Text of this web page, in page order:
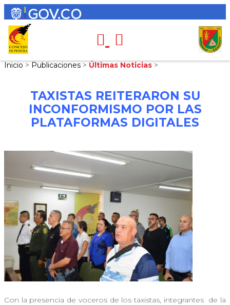
Inicio > Publicaciones > Últimas Noticias >
TAXISTAS REITERARON SU
INCONFORMISMO POR LAS
PLATAFORMAS DIGITALES
Con la presencia de voceros de los taxistas, integrantes de la